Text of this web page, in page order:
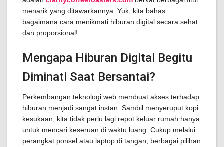
menarik yang ditawarkannya. Yuk, kita bahas
bagaimana cara menikmati hiburan digital secara sehat
dan proporsional!
Mengapa Hiburan Digital Begitu
Diminati Saat Bersantai?
Perkembangan teknologi web membuat akses terhadap
hiburan menjadi sangat instan. Sambil menyeruput kopi
kesukaan, kita tidak perlu lagi repot keluar rumah hanya
untuk mencari keseruan di waktu luang. Cukup melalui
perangkat ponsel atau laptop di tangan, berbagai pilihan